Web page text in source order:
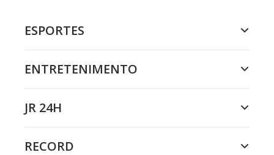
ESPORTES
ENTRETENIMENTO
JR 24H
RECORD